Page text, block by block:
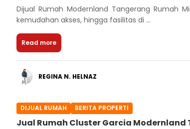
Dijual Rumah Modernland Tangerang Rumah
kemudahan akses, hingga fasilitas di ...
Read more
REGINA N. HELNAZ
DIJUAL RUMAH BERITA PROPERTI
Jual Rumah Cluster Garcia